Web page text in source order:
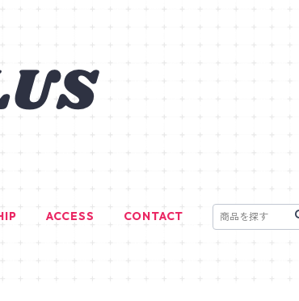
ACCESS CONTACT